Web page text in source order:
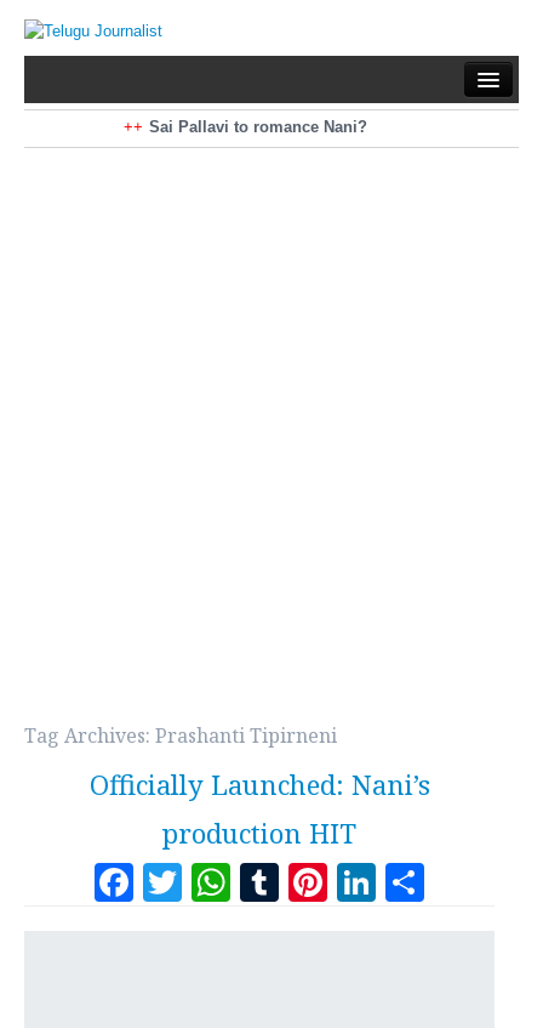
Sai Pallavi to romance Nani?
Kiara Advani to romance Pawan Kalyan
Tag Archives: Prashanti Tipirneni
Officially Launched: Nani’s
production HIT
Facebook
Twitter
WhatsApp
Tumblr
Pinterest